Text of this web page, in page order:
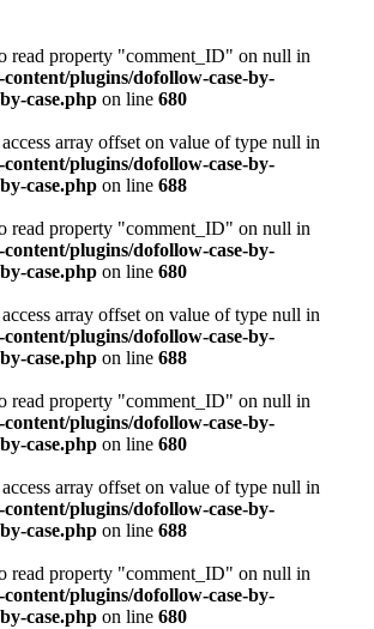
read property "comment_ID" on null in
plugins/dofollow-case-by-
case.php on line 680
array offset on value of type null in
plugins/dofollow-case-by-
case.php on line 688
read property "comment_ID" on null in
plugins/dofollow-case-by-
case.php on line 680
array offset on value of type null in
plugins/dofollow-case-by-
case.php on line 688
read property "comment_ID" on null in
plugins/dofollow-case-by-
case.php on line 680
array offset on value of type null in
plugins/dofollow-case-by-
case.php on line 688
read property "comment_ID" on null in
plugins/dofollow-case-by-
case.php on line 680